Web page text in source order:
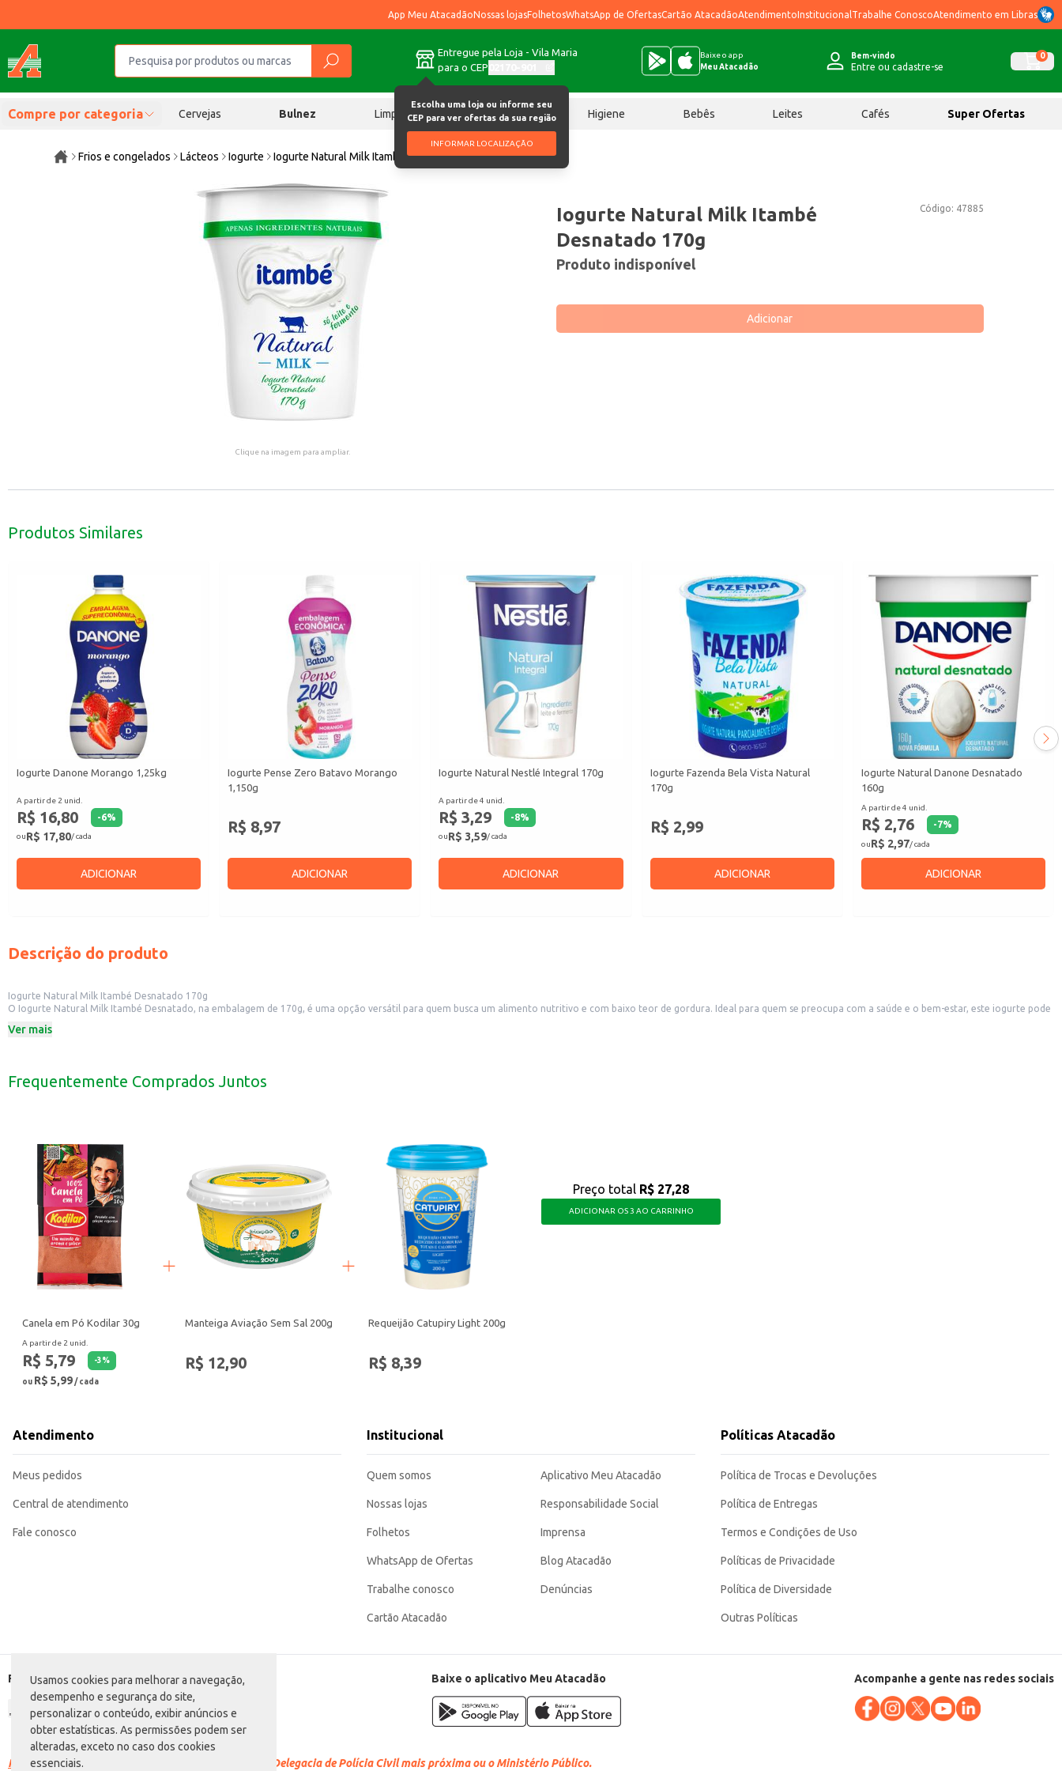
Usamos cookies para melhorar a navegação,
desempenho e segurança do site,
personalizar o conteúdo, exibir anúncios e
obter estatísticas. As permissões podem ser
alteradas, exceto no caso dos cookies
essenciais.
App Meu AtacadãoNossas lojasFolhetosWhatsApp de OfertasCartão AtacadãoAtendimentoInstitucional Trabalhe ConoscoAtendimento em Libras
Entregue pela Loja - Vila Maria
para o CEP
Escolha uma loja ou informe seu
CEP para ver ofertas da sua região
INFORMAR LOCALIZAÇÃO
Baixe o app
Meu Atacadão
Bem-vindo
Entre ou cadastre-se
0
Compre por categoria Cervejas Bulnez Limpeza Chocolates Higiene Bebês Leites Cafés Super Ofertas
Frios e congelados Lácteos Iogurte Iogurte Natural Milk Itambé Desnatado 170g
Clique na imagem para ampliar.
Código: 47885
Iogurte Natural Milk Itambé
Desnatado 170g
Produto indisponível
Adicionar
Produtos Similares
Iogurte Danone Morango 1,25kg
A partir de 2 unid.
R$ 16,80 -6%
ouR$ 17,80/ cada
ADICIONAR
Iogurte Pense Zero Batavo Morango
1,150g
R$ 8,97
ADICIONAR
Iogurte Natural Nestlé Integral 170g
A partir de 4 unid.
R$ 3,29 -8%
ouR$ 3,59/ cada
ADICIONAR
Iogurte Fazenda Bela Vista Natural
170g
R$ 2,99
ADICIONAR
Iogurte Natural Danone Desnatado
160g
A partir de 4 unid.
R$ 2,76 -7%
ouR$ 2,97/ cada
ADICIONAR
Descrição do produto
Iogurte Natural Milk Itambé Desnatado 170g
O Iogurte Natural Milk Itambé Desnatado, na embalagem de 170g, é uma opção versátil para quem busca um alimento nutritivo e com baixo teor de gordura. Ideal para quem se preocupa com a saúde e o bem-estar, este iogurte pode
Dicas de Uso:
Uma opção para quem busca uma alimentação equilibrada e saborosa.
Ver mais
Frequentemente Comprados Juntos
Canela em Pó Kodilar 30g
A partir de 2 unid.
R$ 5,79 -3%
ou R$ 5,99 / cada
Manteiga Aviação Sem Sal 200g
R$ 12,90
Requeijão Catupiry Light 200g
R$ 8,39
Preço total R$ 27,28
ADICIONAR OS 3 AO CARRINHO
Atendimento
Meus pedidos
Central de atendimento
Fale conosco
Institucional
Quem somos
Nossas lojas
Folhetos
WhatsApp de Ofertas
Trabalhe conosco
Cartão Atacadão
Aplicativo Meu Atacadão
Responsabilidade Social
Imprensa
Blog Atacadão
Denúncias
Políticas Atacadão
Política de Trocas e Devoluções
Política de Entregas
Termos e Condições de Uso
Políticas de Privacidade
Política de Diversidade
Outras Políticas
Formas de pagamento Baixe o aplicativo Meu Atacadão Acompanhe a gente nas redes sociais
Racismo é crime. Denuncie. Disque 100 ou procure a Delegacia de Polícia Civil mais próxima ou o Ministério Público.